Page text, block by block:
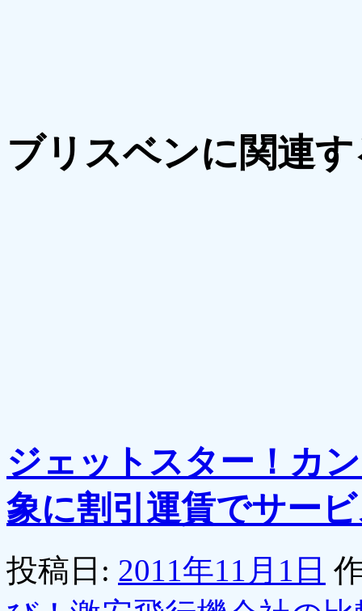
ブリスベンに関連
ジェットスター！カ
象に割引運賃でサー
投稿日: 2011年11月1日